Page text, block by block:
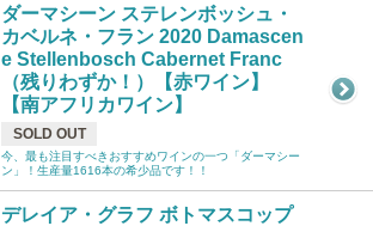
ダーマシーン ステレンボッシュ・
カベルネ・フラン 2020 Damascen
e Stellenbosch Cabernet Franc
（残りわずか！）【赤ワイン】
【南アフリカワイン】
SOLD OUT
今、最も注目すべきおすすめワインの一つ「ダーマシー
ン」！生産量1616本の希少品です！！
デレイア・グラフ ボトマスコップ